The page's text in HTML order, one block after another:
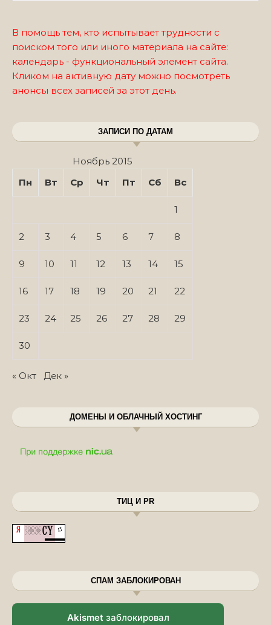
В помощь тем, кто испытывает трудности с
поиском того или иного материала на сайте:
календарь - функциональный элемент сайта.
Кликом на активную дату можно посмотреть
анонсы всех записей за этот день.
ЗАПИСИ ПО ДАТАМ
Ноябрь 2015
Пн
Вт Ср Чт Пт Сб Вс
1
2 3 4 5 6 7 8
9 10 11 12 13 14 15
16 17 18 19 20 21 22
23 24 25 26 27 28 29
30
« Окт Дек »
ДОМЕНЫ И ОБЛАЧНЫЙ ХОСТИНГ
ТИЦ И PR
СПАМ ЗАБЛОКИРОВАН
Akismet заблокировал